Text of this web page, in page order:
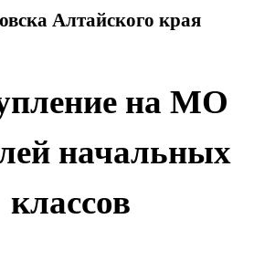
Алтайского края
на МО
начальных
классов